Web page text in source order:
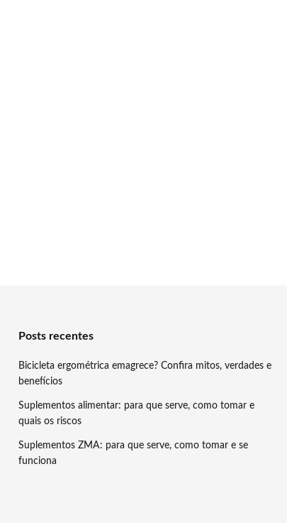
Posts recentes
Bicicleta ergométrica emagrece? Confira mitos, verdades e
benefícios
Suplementos alimentar: para que serve, como tomar e
quais os riscos
Suplementos ZMA: para que serve, como tomar e se
funciona